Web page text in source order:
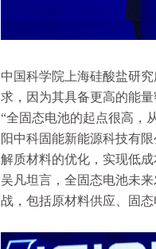
中国科学院上海硅酸盐研
求，因为其具备更高的能
“全固态电池的起点很高，
阳中科固能新能源科技有
解质材料的优化，实现低
吴凡坦言，全固态电池未
战，包括原材料供应、固